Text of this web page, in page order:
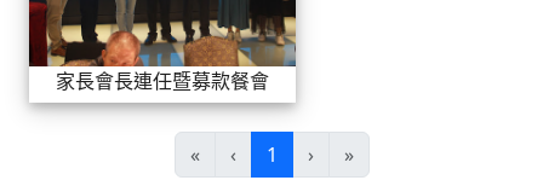
家長會長連任暨募款餐會
« ‹ 1 (current)
› »